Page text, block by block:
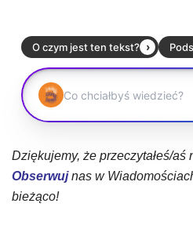
Dziękujemy, że przeczytałeś/aś
Obserwujnas w
bieżąco!